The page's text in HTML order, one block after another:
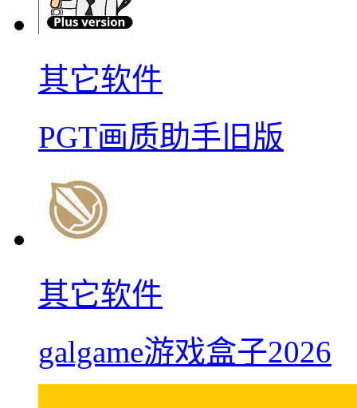
其它软件
PGT画质助手旧版
其它软件
galgame游戏盒子2026